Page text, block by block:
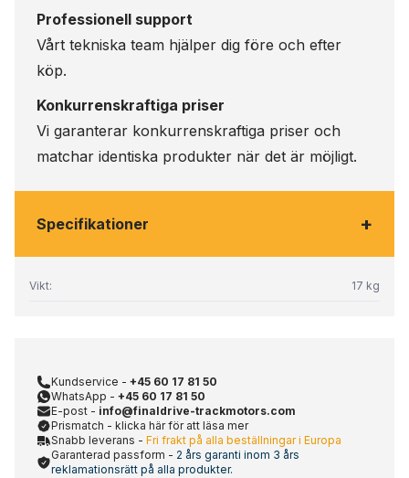
Professionell support
Vårt tekniska team hjälper dig före och efter
köp.
Konkurrenskraftiga priser
Vi garanterar konkurrenskraftiga priser och
matchar identiska produkter när det är möjligt.
Specifikationer +
Vikt: 17 kg
Kundservice - +45 60 17 81 50
WhatsApp - +45 60 17 81 50
E-post - info@finaldrive-trackmotors.com
Prismatch - klicka här för att läsa mer
Snabb leverans - Fri frakt på alla beställningar i Europa
Garanterad passform - 2 års garanti inom 3 års
reklamationsrätt på alla produkter.